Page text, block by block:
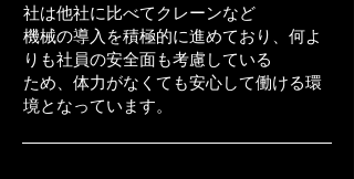
社は他社に比べてクレーンなど
機械の導入を積極的に進めており、何よ
りも社員の安全面も考慮している
​ため、体力がなくても安心して働ける環
境となっています。